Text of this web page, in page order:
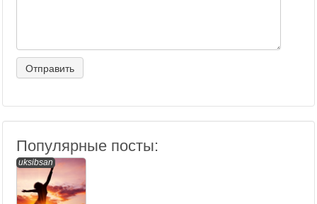
Популярные посты:
uksibsan